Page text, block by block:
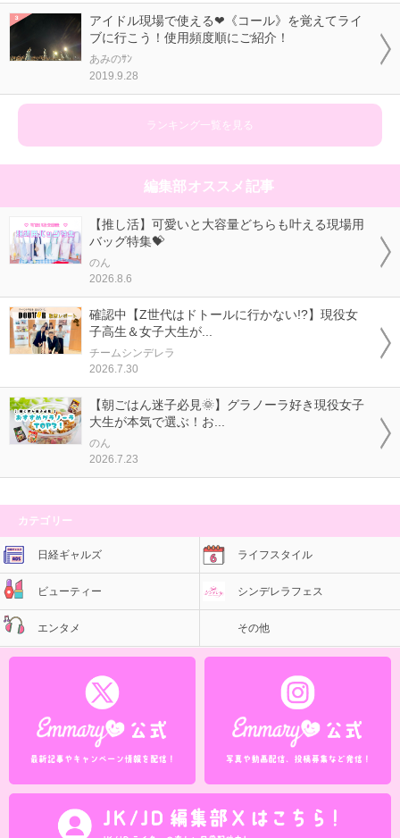
アイドル現場で使える❤《コール》を覚えてライ
ブに行こう！使用頻度順にご紹介！
あみのｻﾝ
2019.9.28
ランキング一覧を見る
編集部オススメ記事
【推し活】可愛いと大容量どちらも叶える現場用
バッグ特集💝
のん
2026.8.6
確認中【Z世代はドトールに行かない!?】現役女
子高生＆女子大生が...
チームシンデレラ
2026.7.30
【朝ごはん迷子必見🌞】グラノーラ好き現役女子
大生が本気で選ぶ！お...
のん
2026.7.23
カテゴリー
日経ギャルズ ライフスタイル
ビューティー シンデレラフェス
エンタメ その他